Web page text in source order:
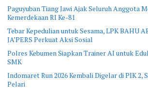
Paguyuban Tiang Jawi Ajak Seluruh Anggota
Kemerdekaan RI Ke-81
Tebar Kepedulian untuk Sesama, LPK BAHU
JA’PERS Perkuat Aksi Sosial
Polres Kebumen Siapkan Trainer AI untuk
SMK
Indomaret Run 2026 Kembali Digelar di PIK 2,
Pelari